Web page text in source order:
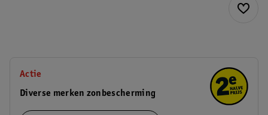
Actie
Diverse merken zonbescherming